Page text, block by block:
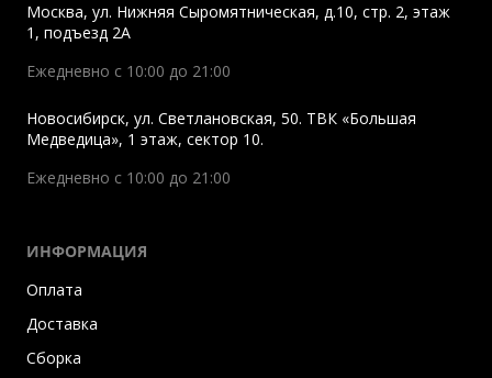
Москва, ул. Нижняя Сыромятническая, д.10, стр. 2, этаж
1, подъезд 2A
Ежедневно с 10:00 до 21:00
Новосибирск, ул. Светлановская, 50. ТВК «Большая
Медведица», 1 этаж, сектор 10.
Ежедневно с 10:00 до 21:00
ИНФОРМАЦИЯ
Оплата
Доставка
Сборка